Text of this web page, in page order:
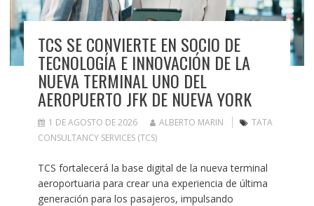
TCS SE CONVIERTE EN SOCIO DE
TECNOLOGÍA E INNOVACIÓN DE LA
NUEVA TERMINAL UNO DEL
AEROPUERTO JFK DE NUEVA YORK
1 DE AGOSTO DE 2026 ALBERTO MARIN
TATA
CONSULTANCY SERVICES (TCS)
TCS fortalecerá la base digital de la nueva terminal
aeroportuaria para crear una experiencia de última
generación para los pasajeros, impulsando